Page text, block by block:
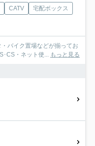
CATV
宅配ボックス
バイク置場などが揃ってお
･CS・ネット使... もっと見る